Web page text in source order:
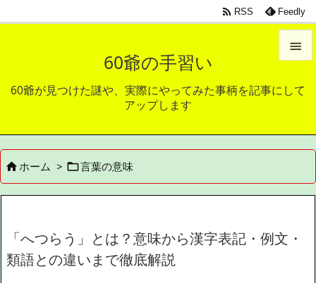
60爺の手習い
60爺が見つけた謎や、実際にやってみた事柄を記事にして
アップします

メニュ
サイド



 RSS Feedly
ホーム > 言葉の意味
「へつらう」とは？意味から漢字表記・例文・
類語との違いまで徹底解説